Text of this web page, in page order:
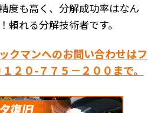
度も高く、分解成功率はなん
頼れる分解技術者です。
クマンへのお問い合わせはフ
２０-７７５－２００まで。